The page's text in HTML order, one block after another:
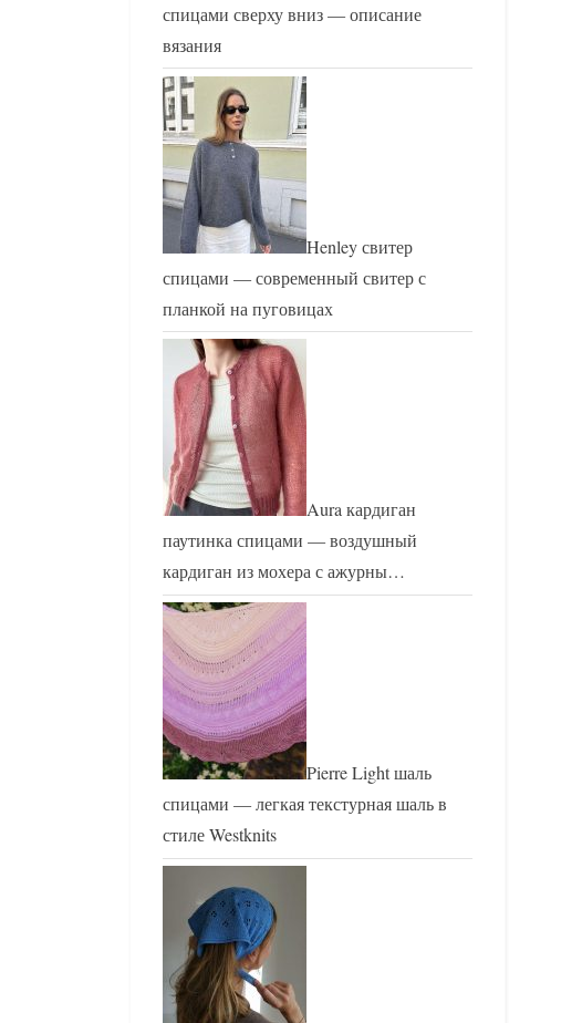
спицами сверху вниз — описание
вязания
Henley свитер
спицами — современный свитер с
планкой на пуговицах
Aura кардиган
паутинка спицами — воздушный
кардиган из мохера с ажурны…
Pierre Light шаль
спицами — легкая текстурная шаль в
стиле Westknits